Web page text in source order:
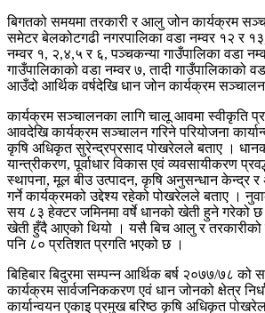
बिगतको समयमा तरकारी र आलु जोन कार्यक्रम
समेटर बेलकोटगढी नगरपालिका वडा नम्वर १२ र
नम्वर १, २,४,५ र ६, पञ्चकन्या गाउँपालिका वडा
गाउँपालिकाको वडा नम्वर ७, तादी गाउँपालिकाको
आउँदो आर्थिक वर्षदेखि धान जोन कार्यक्रम
कार्यक्रम सञ्चालनका लागि चालू आवमा स्वीकृति
आवदेखि कार्यक्रम सञ्चालन गरिने परियोजना
कृषि अधिकृत सुरेन्द्रप्रसाद पोखरेलले बताए । धानको
यान्त्रीकरण, पूर्वाधार विकास एवं व्यवसायीकरण
स्थापना, मूल बीउ उत्पादन, कृषि अनुसन्धान केन्द्र
गर्ने कार्यक्रमको उद्देश्य रहेको पोखरेलले बताए ।
सय ८३ हेक्टर जमिनमा वर्षे धानको खेती हुने गरेको
खेती हुँदै आएको थियो । यसै बिच आलु र तरकारीको
पनि ८० प्रतिशत प्रगति भएको छ ।
बिहिबार बिदुरमा सम्पन्न आर्थिक बर्ष २०७७/७८ को
कार्यक्रम सार्वजनिककरण एवं धान जोनको क्षेत्र
कार्यान्वयन एकाइ प्रमुख बरिष्ठ कृषि अधिकृत